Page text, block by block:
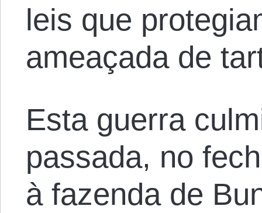
leis que
ameaçada de
Esta guerra
passada, no
à fazenda de